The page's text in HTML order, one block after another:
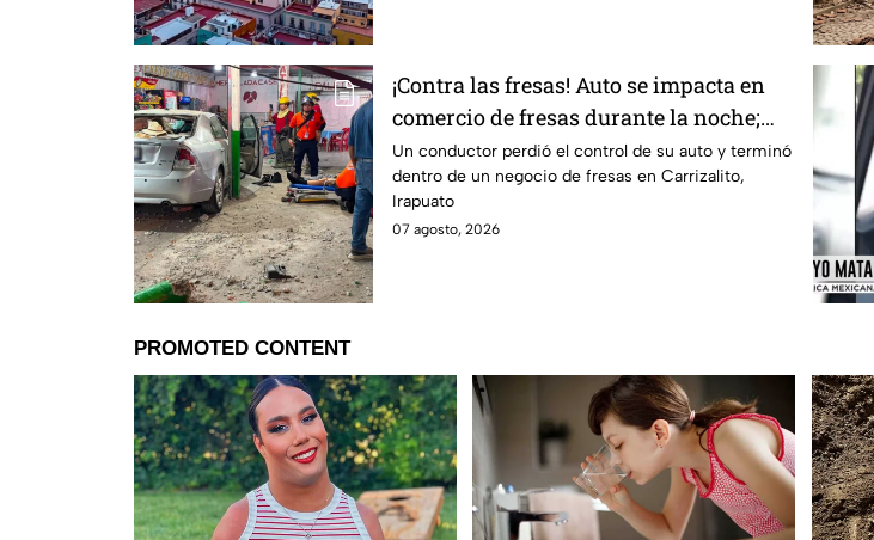
¡Contra las fresas! Auto se impacta en
comercio de fresas durante la noche;
esto sabemos
Un conductor perdió el control de su auto y terminó
dentro de un negocio de fresas en Carrizalito,
Irapuato
07 agosto, 2026